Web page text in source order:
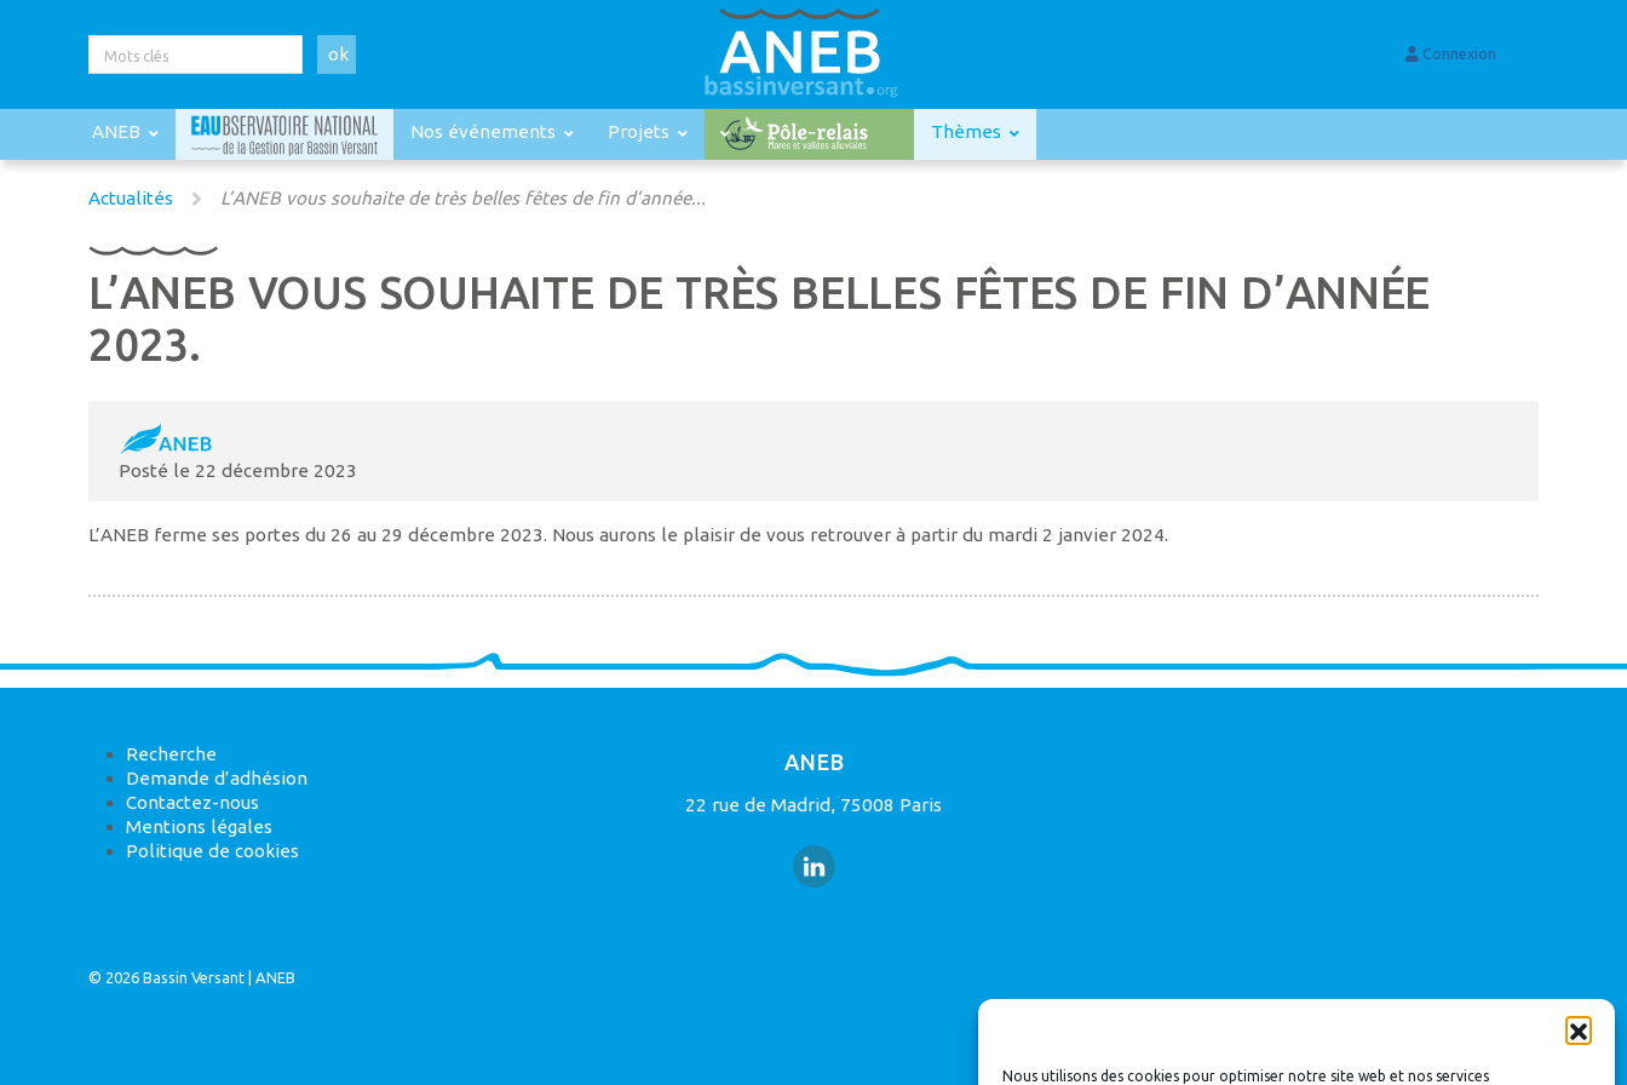
Nous utilisons des cookies pour optimiser notre site web et nos services
ok Connexion
ANEB Nos événements Projets Thèmes
Actualités L’ANEB vous souhaite de très belles fêtes de fin d’année...
L’ANEB VOUS SOUHAITE DE TRÈS BELLES FÊTES DE FIN D’ANNÉE
2023.
Posté le 22 décembre 2023
L’ANEB ferme ses portes du 26 au 29 décembre 2023. Nous aurons le plaisir de vous retrouver à partir du mardi 2 janvier 2024.
Recherche
Demande d’adhésion
Contactez-nous
Mentions légales
Politique de cookies
ANEB
22 rue de Madrid, 75008 Paris
© 2026Bassin Versant |ANEB